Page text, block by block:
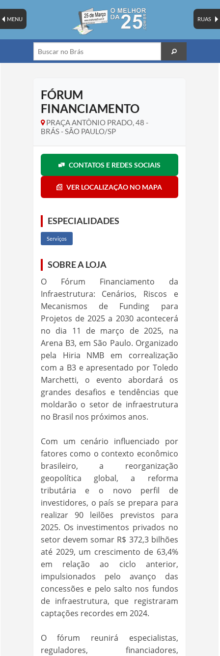
RUAS
MENU
FÓRUM
FINANCIAMENTO
PRAÇA ANTÔNIO PRADO, 48 -
BRÁS - SÃO PAULO/SP
CONTATOS E REDES SOCIAIS
VER LOCALIZAÇÃO NO MAPA
ESPECIALIDADES
Serviços
SOBRE A LOJA
O Fórum Financiamento da
Infraestrutura: Cenários, Riscos e
Mecanismos de Funding para
Projetos de 2025 a 2030 acontecerá
no dia 11 de março de 2025, na
Arena B3, em São Paulo. Organizado
pela Hiria NMB em correalização
com a B3 e apresentado por Toledo
Marchetti, o evento abordará os
grandes desafios e tendências que
moldarão o setor de infraestrutura
no Brasil nos próximos anos.
Com um cenário influenciado por
fatores como o contexto econômico
brasileiro, a reorganização
geopolítica global, a reforma
tributária e o novo perfil de
investidores, o país se prepara para
realizar 90 leilões previstos para
2025. Os investimentos privados no
setor devem somar R$ 372,3 bilhões
até 2029, um crescimento de 63,4%
em relação ao ciclo anterior,
impulsionados pelo avanço das
concessões e pelo salto nos fundos
de infraestrutura, que registraram
captações recordes em 2024.
O fórum reunirá especialistas,
reguladores, financiadores,